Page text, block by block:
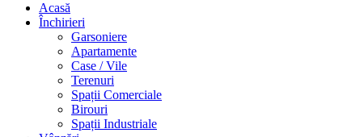
Acasă
Închirieri
Garsoniere
Apartamente
Case / Vile
Terenuri
Spații Comerciale
Birouri
Spații Industriale